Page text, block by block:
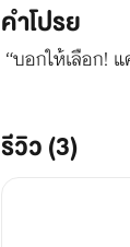
คำโปรย
“บอกให้เลือก!
รีวิว (3)